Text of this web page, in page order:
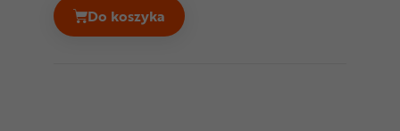
Do koszyka
Kask rowerowy LAZER CityZen